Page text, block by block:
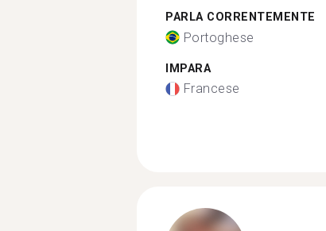
PARLA CORRENTEMENTE
Portoghese
IMPARA
Francese